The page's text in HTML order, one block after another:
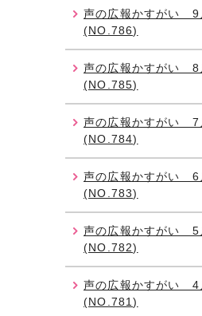
声の広報かすがい 9
(NO.786)
声の広報かすがい 8
(NO.785)
声の広報かすがい 7
(NO.784)
声の広報かすがい 6
(NO.783)
声の広報かすがい 5
(NO.782)
声の広報かすがい 4
(NO.781)